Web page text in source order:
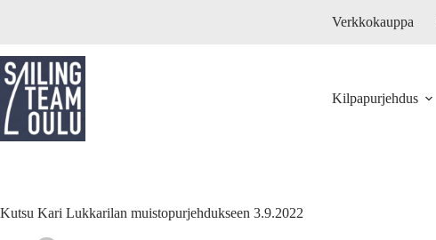
Verkkokauppa
Kilpapurjehdus
Kutsu Kari Lukkarilan muistopurjehdukseen 3.9.2022